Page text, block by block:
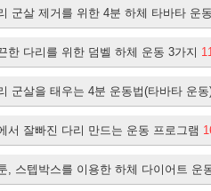
군살 제거를 위한 4분 하체 타바타 운
한 다리를 위한 덤벨 하체 운동 3가지
군살을 태우는 4분 운동법(타바타 운동
서 잘빠진 다리 만드는 운동 프로그램
, 스텝박스를 이용한 하체 다이어트 운